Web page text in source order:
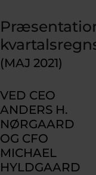
(MAJ 2021)
VED CEO
ANDERS H.
NØRGAARD
OG CFO
MICHAEL
HYLDGAARD